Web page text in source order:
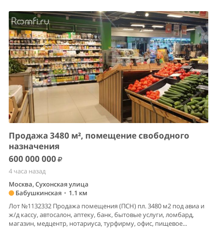
Продажа 3480 м², помещение свободного
назначения
600 000 000
4 часа назад
Москва, Сухонская улица
Бабушкинская • 1.1 км
Лот №1132332 Продажа помещения (ПСН) пл. 3480 м2 под авиа и
ж/д кассу, автосалон, аптеку, банк, бытовые услуги, ломбард,
магазин, медцентр, нотариуса, турфирму, офис, пищевое...